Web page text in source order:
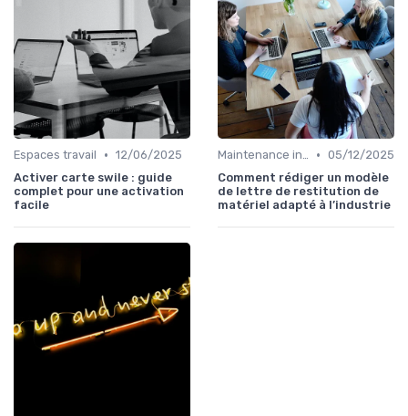
Espaces travail • 12/06/2025
Activer carte swile : guide
complet pour une activation
facile
Maintenance infrastructures • 05/12/2025
Comment rédiger un modèle
de lettre de restitution de
matériel adapté à l’industrie